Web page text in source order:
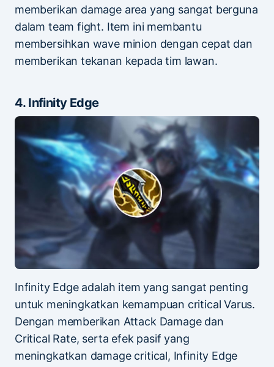
memberikan damage area yang sangat berguna
dalam team fight. Item ini membantu
membersihkan wave minion dengan cepat dan
memberikan tekanan kepada tim lawan.
4. Infinity Edge
Infinity Edge adalah item yang sangat penting
untuk meningkatkan kemampuan critical Varus.
Dengan memberikan Attack Damage dan
Critical Rate, serta efek pasif yang
meningkatkan damage critical, Infinity Edge